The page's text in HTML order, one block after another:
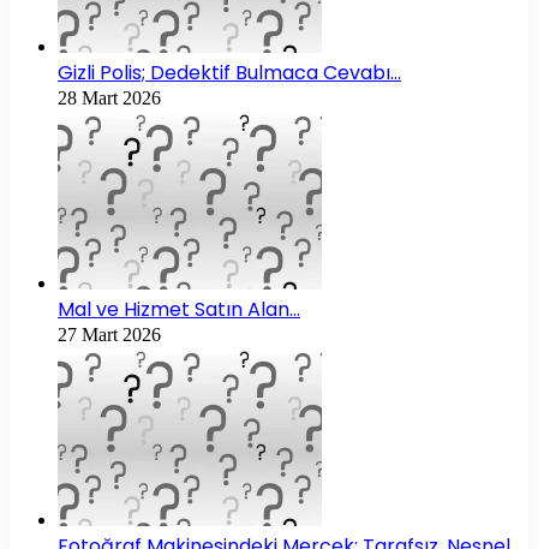
Gizli Polis; Dedektif Bulmaca Cevabı…
28 Mart 2026
Mal ve Hizmet Satın Alan…
27 Mart 2026